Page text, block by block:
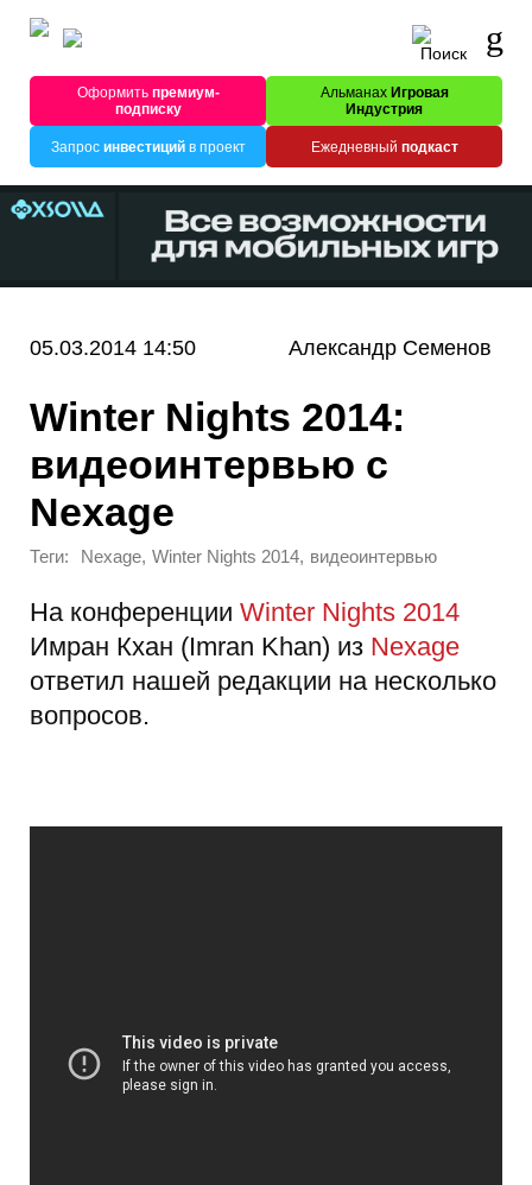
Оформитьпремиум-
подписку
Альманах Игровая
Индустрия
Запрос инвестицийв проект Ежедневный подкаст
05.03.2014 14:50 Александр Семенов
Winter Nights 2014:
видеоинтервью с
Nexage
Теги: Nexage, Winter Nights 2014, видеоинтервью
На конференции Winter Nights 2014
Имран Кхан (Imran Khan) из Nexage
ответил нашей редакции на несколько
вопросов.